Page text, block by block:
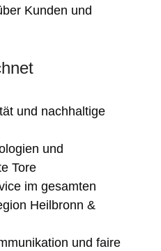
Kunden und
und nachhaltige
und
Tore
im gesamten
Heilbronn &
und faire